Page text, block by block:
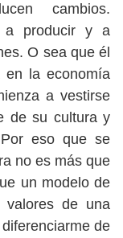
cambios.
a producir y a
O sea que él
la economía
a vestirse
de su cultura y
eso que se
no es más que
un modelo de
de una
de